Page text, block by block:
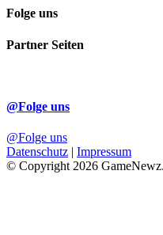
Folge uns
Partner Seiten
@Folge uns
@Folge uns
Datenschutz | Impressum
© Copyright 2026